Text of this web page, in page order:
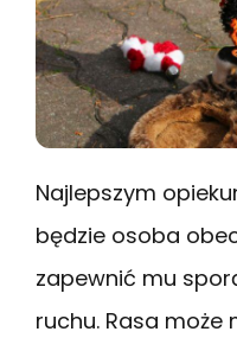
Najlepszym
będzie osoba
zapewnić mu
ruchu. Rasa może